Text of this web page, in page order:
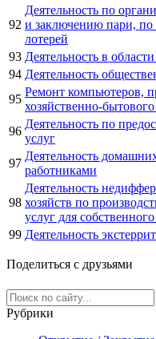
92
Деятельность по
и заключению пари,
лотерей
93 Деятельность в
94 Деятельность
95
Ремонт компьютеров,
хозяйственно-
96
Деятельность по
услуг
97
Деятельность
работниками
98
Деятельность
хозяйств по
услуг для
99 Деятельность
Поделиться с друзьями
Рубрики